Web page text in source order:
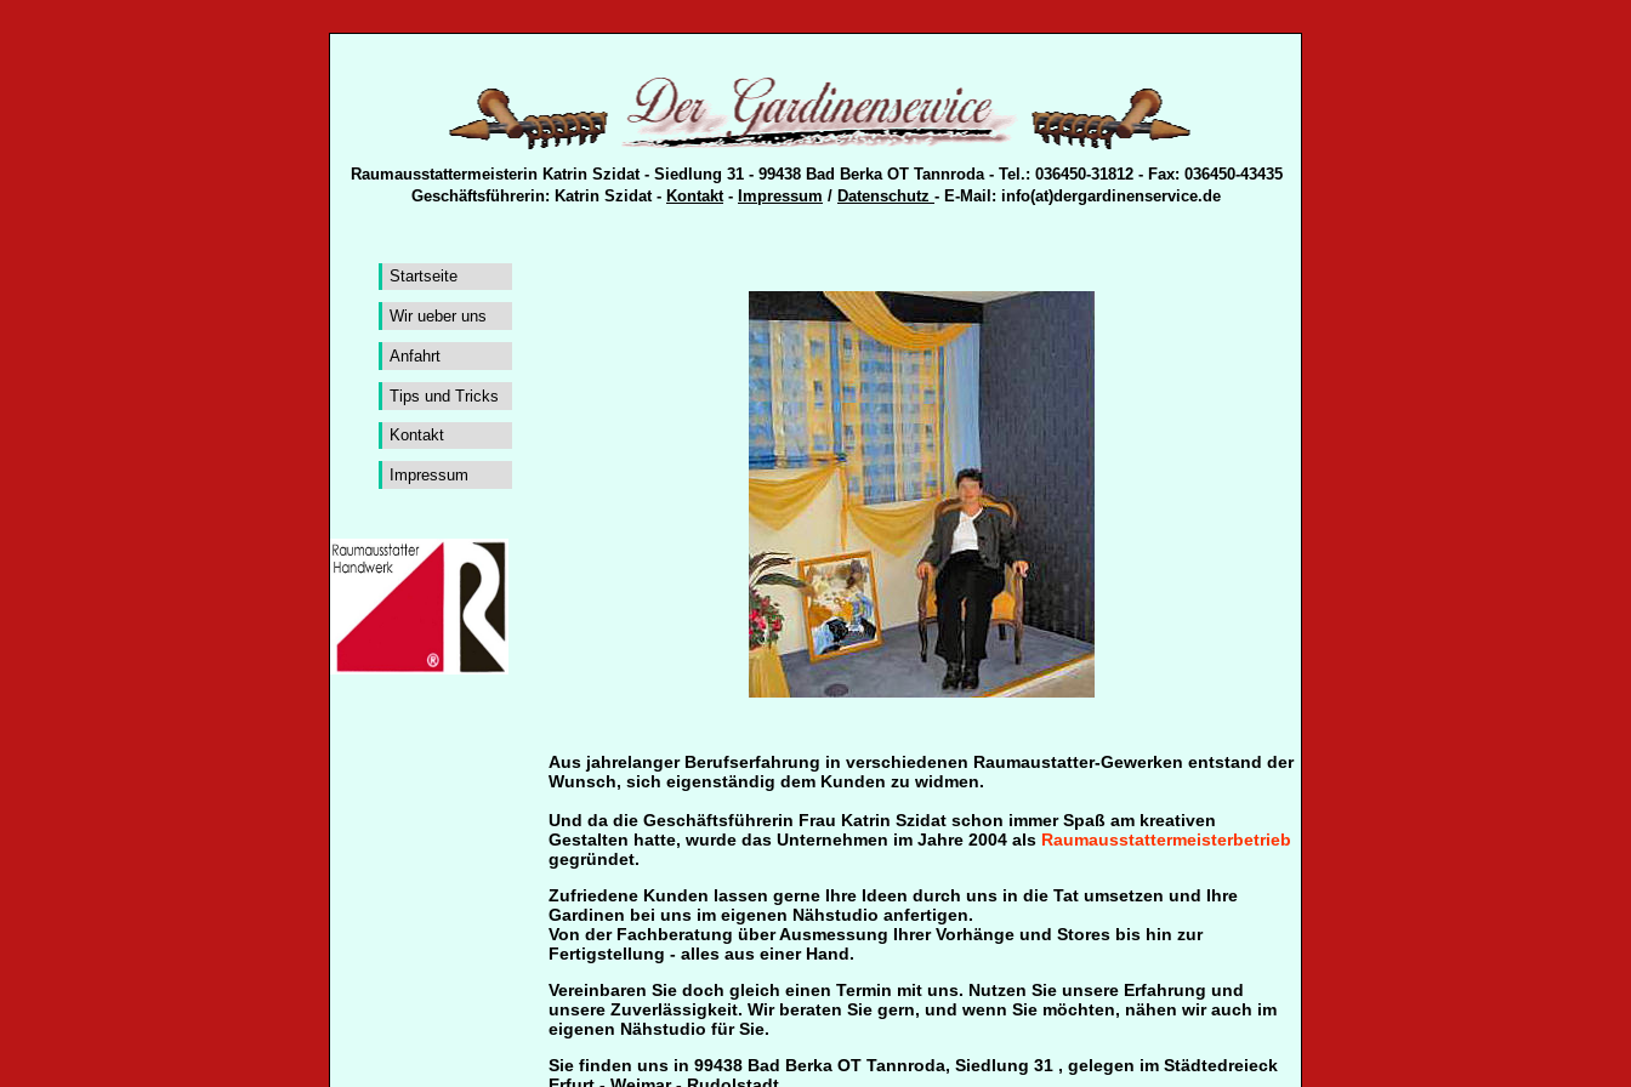
Raumausstattermeisterin Katrin Szidat - Siedlung 31 - 99438 Bad Berka OT Tannroda - Tel.: 036450-31812 - Fax: 036450-43435
Geschäftsführerin: Katrin Szidat - Kontakt- Impressum / Datenschutz - E-Mail: info(at)dergardinenservice.de
Startseite
Wir ueber uns
Anfahrt
Tips und Tricks
Kontakt
Impressum
Aus jahrelanger Berufserfahrung in verschiedenen Raumaustatter-Gewerken entstand der
Wunsch, sich eigenständig dem Kunden zu widmen.
Und da die Geschäftsführerin Frau Katrin Szidat schon immer Spaß am kreativen
Gestalten hatte, wurde das Unternehmen im Jahre 2004 als Raumausstattermeisterbetrieb
gegründet.
Zufriedene Kunden lassen gerne Ihre Ideen durch uns in die Tat umsetzen und Ihre
Gardinen bei uns im eigenen Nähstudio anfertigen.
Von der Fachberatung über Ausmessung Ihrer Vorhänge und Stores bis hin zur
Fertigstellung - alles aus einer Hand.
Vereinbaren Sie doch gleich einen Termin mit uns. Nutzen Sie unsere Erfahrung und
unsere Zuverlässigkeit. Wir beraten Sie gern, und wenn Sie möchten, nähen wir auch im
eigenen Nähstudio für Sie.
Sie finden uns in 99438 Bad Berka OT Tannroda, Siedlung 31 , gelegen im Städtedreieck